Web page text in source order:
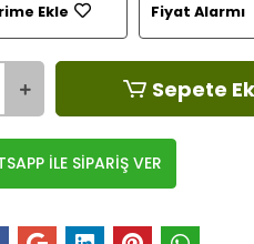
Ekle Fiyat Alarmı
Sepete
İLE SİPARİŞ VER